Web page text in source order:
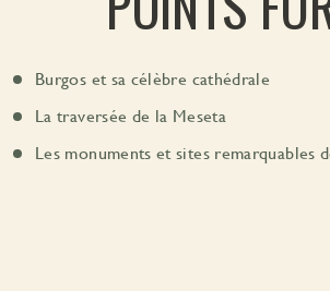
Burgos et sa célèbre cathédrale
La traversée de la Meseta
Les monuments et sites remarquables